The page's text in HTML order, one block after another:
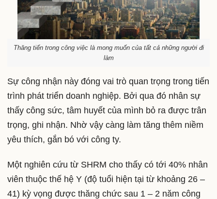
Thăng tiến trong công việc là mong muốn của tất cả những người đi
làm
Sự công nhận này đóng vai trò quan trọng trong tiến
trình phát triển doanh nghiệp. Bởi qua đó nhân sự
thấy công sức, tâm huyết của mình bỏ ra được trân
trọng, ghi nhận. Nhờ vậy càng làm tăng thêm niềm
yêu thích, gắn bó với công ty.
Một nghiên cứu từ SHRM cho thấy có tới 40% nhân
viên thuộc thế hệ Y (độ tuổi hiện tại từ khoảng 26 –
41) kỳ vọng được thăng chức sau 1 – 2 năm công